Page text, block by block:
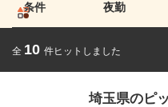
条件 夜勤
全 10 件ヒットしました
埼玉県のピ